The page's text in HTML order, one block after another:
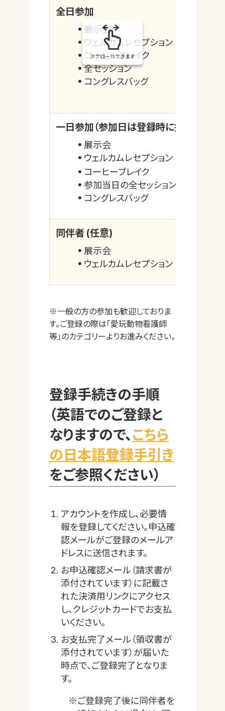
全日参加
展示会
ウェルカムレセプション
コーヒーブレイク
全セッション
コングレスバッグ
一日参加（参加日は登録時に指定）
展示会
ウェルカムレセプション
コーヒーブレイク
参加当日の全セッション
コングレスバッグ
同伴者 (任意)
展示会
ウェルカムレセプション
スクロールできます
※一般の方の参加も歓迎しておりま
す。ご登録の際は「愛玩動物看護師
等」のカテゴリーよりお進みください。
登録手続きの手順
（英語でのご登録と
なりますので、こちら
の日本語登録手引き
をご参照ください）
アカウントを作成し、必要情
報を登録してください。申込確
認メールがご登録のメールア
ドレスに送信されます。
お申込確認メール（請求書が
添付されています）に記載さ
れた決済用リンクにアクセス
し、クレジットカードでお支払
いください。
お支払完了メール（領収書が
添付されています）が届いた
時点で、ご登録完了となりま
す。
※ご登録完了後に同伴者を